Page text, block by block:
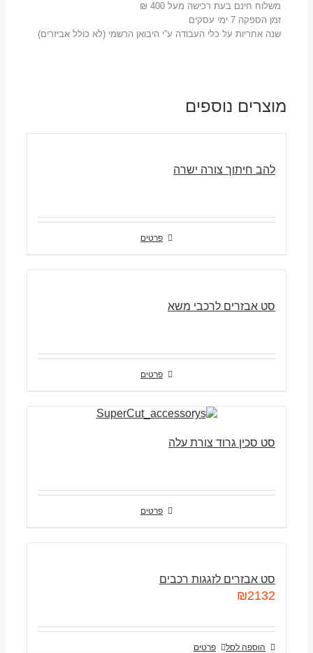
משלוח חינם בעת רכישה מעל 400 ₪
זמן הספקה 7 ימי עסקים
שנה אחריות על כלי העבודה ע”י היבואן הרשמי (לא כולל אביזרים)
מוצרים נוספים
להב חיתוך צורה ישרה
פרטים
סט אבזרים לרכבי משא
פרטים
סט סכין גרוד צורת עלה
פרטים
סט אבזרים לזגגות רכבים
₪2132
הוספה לסל פרטים